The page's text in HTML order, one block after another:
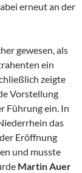
erneut an der
gewesen, als
ein
zeigte
Vorstellung
Führung ein. In
das
Eröffnung
und musste
Martin Auer